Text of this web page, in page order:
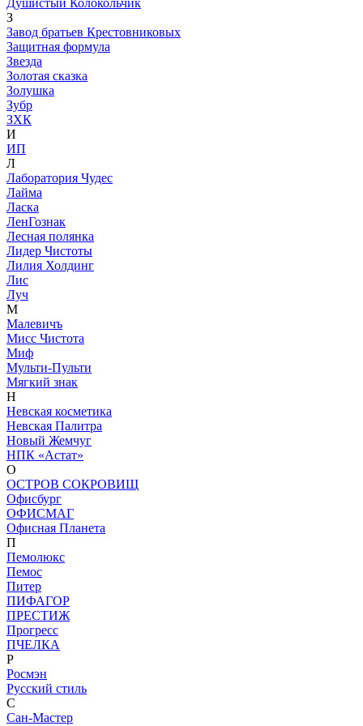
Душистый Колокольчик
З
Завод братьев Крестовниковых
Защитная формула
Звезда
Золотая сказка
Золушка
Зубр
ЗХК
И
ИП
Л
Лаборатория Чудес
Лайма
Ласка
ЛенГознак
Лесная полянка
Лидер Чистоты
Лилия Холдинг
Лис
Луч
М
Малевичъ
Мисс Чистота
Миф
Мульти-Пульти
Мягкий знак
Н
Невская косметика
Невская Палитра
Новый Жемчуг
НПК «Астат»
О
ОСТРОВ СОКРОВИЩ
Офисбург
ОФИСМАГ
Офисная Планета
П
Пемолюкс
Пемос
Питер
ПИФАГОР
ПРЕСТИЖ
Прогресс
ПЧЕЛКА
Р
Росмэн
Русский стиль
С
Сан-Мастер